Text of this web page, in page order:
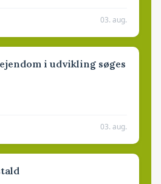
03. aug.
i udvikling søges
03. aug.